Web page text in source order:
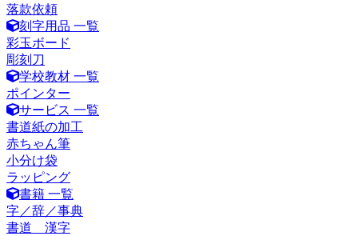
落款依頼
刻字用品 一覧
彩玉ボード
彫刻刀
学校教材 一覧
ポインター
サービス 一覧
書道紙の加工
赤ちゃん筆
小分け袋
ラッピング
書籍 一覧
字／辞／事典
書道 漢字